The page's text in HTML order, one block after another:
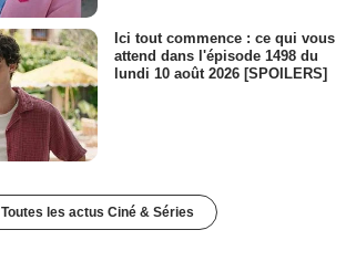
Ici tout commence : ce qui vous
attend dans l'épisode 1498 du
lundi 10 août 2026 [SPOILERS]
Toutes les actus Ciné & Séries